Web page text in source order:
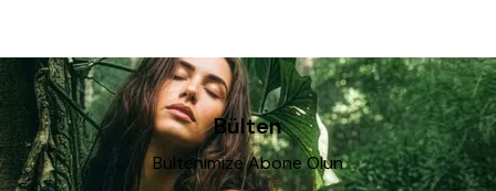
Bülten
Bültenimize Abone Olun